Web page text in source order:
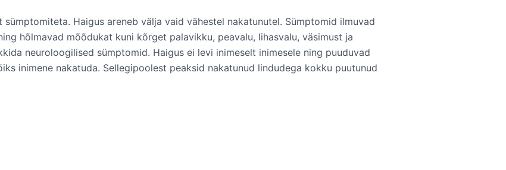
Haigus areneb välja vaid vähestel nakatunutel. Sümptomid ilmuvad
hõlmavad mõõdukat kuni kõrget palavikku, peavalu, lihasvalu, väsimust ja
neuroloogilised sümptomid. Haigus ei levi inimeselt inimesele ning puuduvad
inimene nakatuda. Sellegipoolest peaksid nakatunud lindudega kokku puutunud